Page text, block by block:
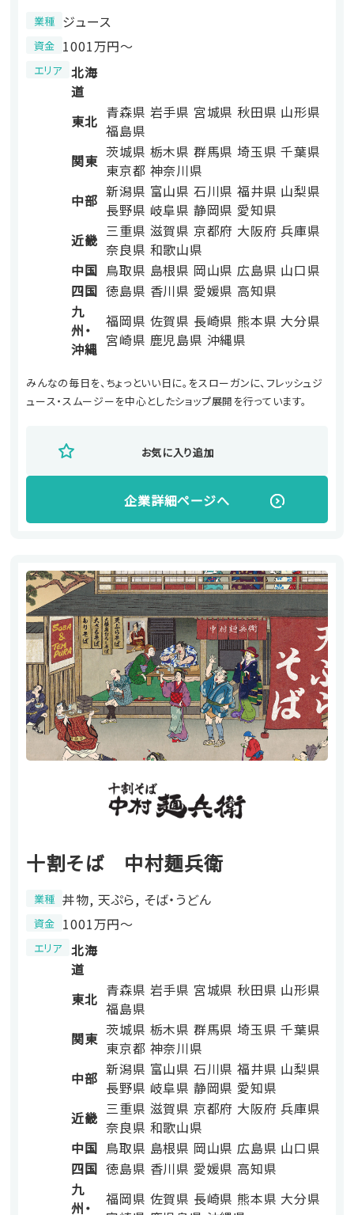
業種 ジュース
資金 1001万円〜
エリア
北海
道
東北 青森県 岩手県 宮城県 秋田県 山形県
福島県
関東 茨城県 栃木県 群馬県 埼玉県 千葉県
東京都 神奈川県
中部 新潟県 富山県 石川県 福井県 山梨県
長野県 岐阜県 静岡県 愛知県
近畿 三重県 滋賀県 京都府 大阪府 兵庫県
奈良県 和歌山県
中国 鳥取県 島根県 岡山県 広島県 山口県
四国 徳島県 香川県 愛媛県 高知県
九
州・
沖縄
福岡県 佐賀県 長崎県 熊本県 大分県
宮崎県 鹿児島県 沖縄県
みんなの毎日を、ちょっといい日に。をスローガンに、フレッシュジ
ュース・スムージーを中心としたショップ展開を行っています。
お気に入り追加
企業詳細ページへ
十割そば 中村麺兵衛
業種 丼物, 天ぷら, そば・うどん
資金 1001万円〜
エリア
北海
道
東北 青森県 岩手県 宮城県 秋田県 山形県
福島県
関東 茨城県 栃木県 群馬県 埼玉県 千葉県
東京都 神奈川県
中部 新潟県 富山県 石川県 福井県 山梨県
長野県 岐阜県 静岡県 愛知県
近畿 三重県 滋賀県 京都府 大阪府 兵庫県
奈良県 和歌山県
中国 鳥取県 島根県 岡山県 広島県 山口県
四国 徳島県 香川県 愛媛県 高知県
九
州・
福岡県 佐賀県 長崎県 熊本県 大分県